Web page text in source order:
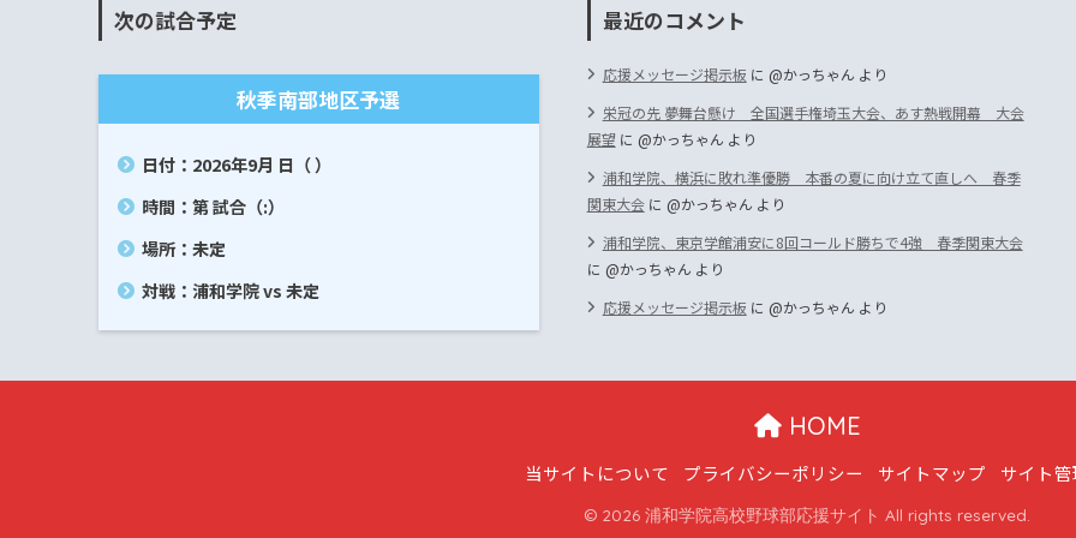
次の試合予定
秋季南部地区予選
日付：2026年9月 日（ ）
時間：第 試合（:）
場所：未定
対戦：浦和学院 vs 未定
最近のコメント
応援メッセージ掲示板 に @かっちゃん より
栄冠の先 夢舞台懸け 全国選手権埼玉大会、あす熱戦開幕 大会
展望 に @かっちゃん より
浦和学院、横浜に敗れ準優勝 本番の夏に向け立て直しへ 春季
関東大会に @かっちゃん より
浦和学院、東京学館浦安に8回コールド勝ちで4強 春季関東大会
に @かっちゃん より
応援メッセージ掲示板 に @かっちゃん より
HOME
当サイトについて プライバシーポリシー サイトマップ サイト
© 2026 浦和学院高校野球部応援サイト All rights reserved.